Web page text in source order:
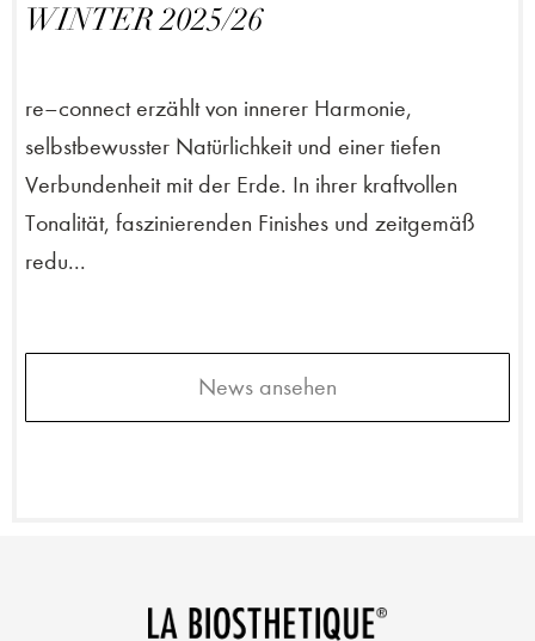
WINTER 2025/26
re–connect erzählt von innerer Harmonie,
selbstbewusster Natürlichkeit und einer tiefen
Verbundenheit mit der Erde. In ihrer kraftvollen
Tonalität, faszinierenden Finishes und zeitgemäß
redu...
News ansehen